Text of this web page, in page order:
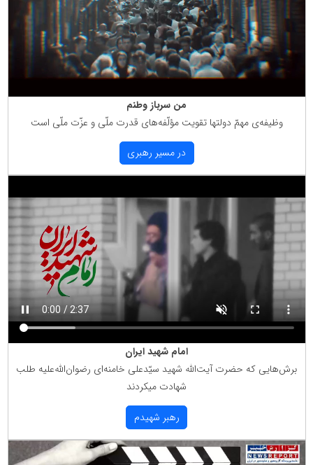
من سرباز وطنم
وظیفه‌ی مهمّ دولتها تقویت مؤلّفه‌های قدرت ملّی و عزّت ملّی است
در مسیر رهبری
امام شهید ایران
برش‌هایی كه حضرت آیت‌الله شهید سیّدعلی خامنه‌ای رضوان‌الله‌علیه طلب
شهادت میكردند
رهبر شهیدم